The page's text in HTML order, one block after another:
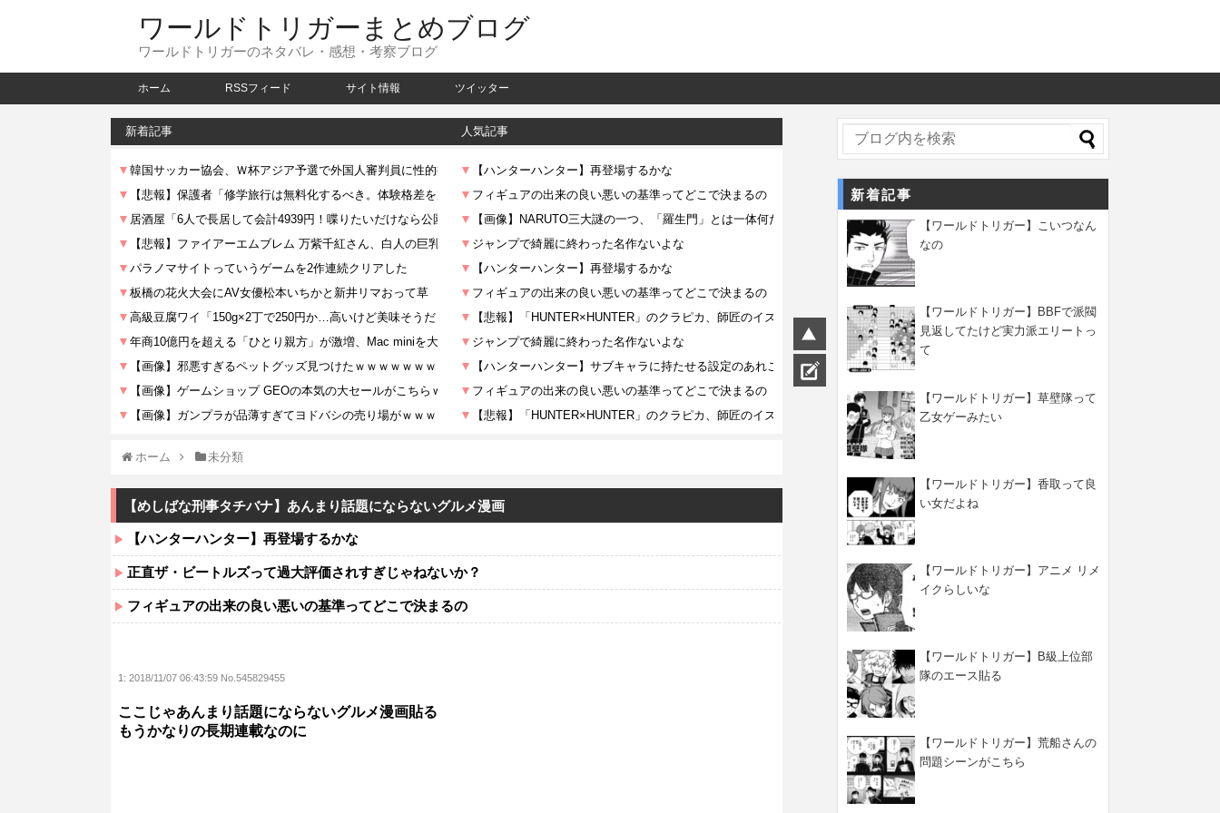
ワールドトリガーまとめブログ
ワールドトリガーのネタバレ・感想・考察ブログ
ホーム RSSフィード サイト情報 ツイッター
新着記事 人気記事
ホーム 未分類
【めしばな刑事タチバナ】あんまり話題にならないグルメ漫画
【ハンターハンター】再登場するかな
正直ザ・ビートルズって過大評価されすぎじゃねないか？
フィギュアの出来の良い悪いの基準ってどこで決まるの
1: 2018/11/07 06:43:59 No.545829455
ここじゃあんまり話題にならないグルメ漫画貼る
もうかなりの長期連載なのに
新着記事
【ワールドトリガー】こいつなん
なの
【ワールドトリガー】BBFで派閥
見返してたけど実力派エリートっ
て
【ワールドトリガー】草壁隊って
乙女ゲーみたい
【ワールドトリガー】香取って良
い女だよね
【ワールドトリガー】アニメ リメ
イクらしいな
【ワールドトリガー】B級上位部
隊のエース貼る
【ワールドトリガー】荒船さんの
問題シーンがこちら